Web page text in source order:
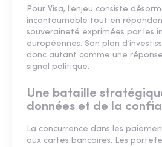
Pour Visa, l’enjeu consiste
incontournable tout en
souveraineté exprimées par les
européennes. Son plan
donc autant comme une
signal politique.
Une bataille
données et de la
La concurrence dans les
aux cartes bancaires. Les